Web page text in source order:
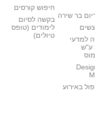
בר שירה
למדעי
ע"ש
באירוע
חיפוש קורסים
בקשה לסיום
לימודים (טופס
טיולים)